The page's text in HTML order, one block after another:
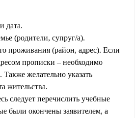
дата.
(родители, супруг/а).
проживания (район, адрес). Если
прописки – необходимо
Также желательно указать
жительства.
следует перечислить учебные
были окончены заявителем, а